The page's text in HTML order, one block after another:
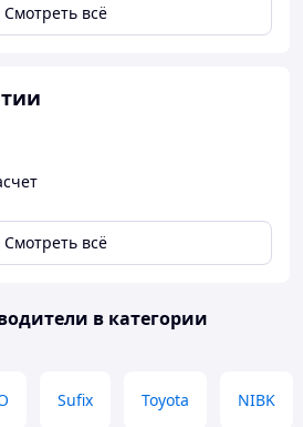
Смотреть всё
Смотреть всё
в категории
Sufix Toyota NIBK